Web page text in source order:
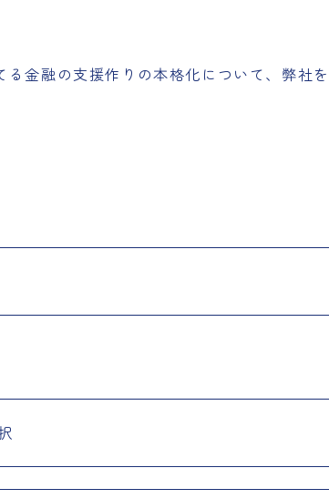
金融の支援作りの本格化について、弊社